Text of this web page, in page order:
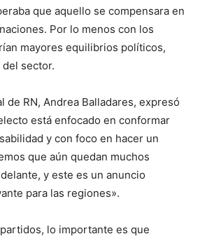
que aquello se compensara en
Por lo menos con los
mayores equilibrios políticos,
sector.
de RN, Andrea Balladares, expresó
está enfocado en conformar
y con foco en hacer un
que aún quedan muchos
y este es un anuncio
para las regiones».
lo importante es que